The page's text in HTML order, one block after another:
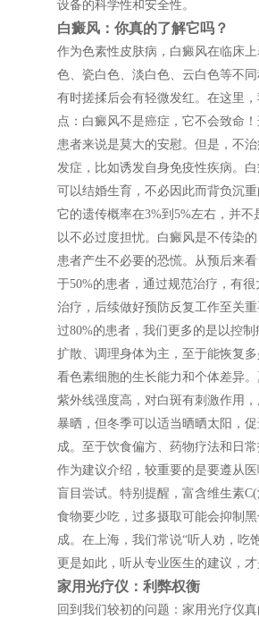
设备的科学性和安全性。
白癜风：你真的了解它吗？
作为色素性皮肤病，白癜风在临床
色、瓷白色、淡白色、云白色等不同
有时搓揉后会有轻微发红。在这里
点：白癜风不是癌症，它不会致命
患者来说是莫大的安慰。但是，不
发症，比如诱发自身免疫性疾病。
可以结婚生育，不必因此而背负沉重
它的遗传概率在3%到5%左右，并不
以不必过度担忧。白癜风是不传染
患者产生不必要的恐慌。从预后来
于50%的患者，通过规范治疗，有
治疗，后续做好预防反复工作至关
过80%的患者，我们更多的是以控
扩散、调理身体为主，至于能恢复
看色素细胞的生长能力和个体差异
紫外线强度高，对白斑有刺激作用
暴晒，但冬季可以适当晒晒太阳，
成。至于饮食偏方、药物疗法和日
作为建议介绍，较重要的是要遵从
盲目尝试。特别提醒，富含维生素
食物要少吃，过多摄取可能会抑制
成。在上海，我们常说“听人劝，吃
更是如此，听从专业医生的建议，才
家用光疗仪：利弊权衡
回到我们较初的问题：家用光疗仪